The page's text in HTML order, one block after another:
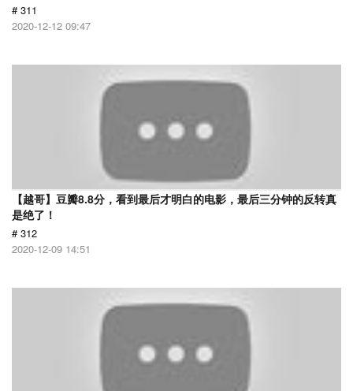
# 311
2020-12-12 09:47
【越哥】豆瓣8.8分，看到最后才明白的电影，最后三分钟的反转真
是绝了！
# 312
2020-12-09 14:51